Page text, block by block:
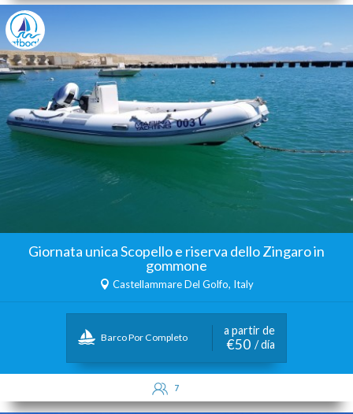
Giornata unica Scopello e riserva dello Zingaro in
gommone
Castellammare Del Golfo, Italy
Barco Por Completo
a partir de
€50 / día
7